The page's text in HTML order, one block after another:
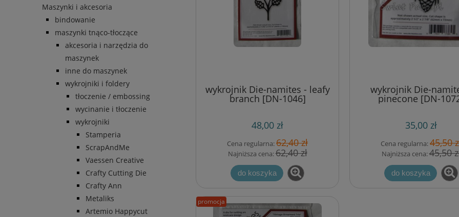
Maszynki i akcesoria
bindowanie
maszynki tnąco-tłoczące
akcesoria i narzędzia do
maszynek
inne do maszynek
wykrojniki i foldery
tłoczenie / embossing
wycinanie i tłoczenie
wykrojniki
Stamperia
ScrapAndMe
Vaessen Creative
Crafty Cutting Die
Crafty Ann
Metaliks
Artemio Happycut
wykrojnik Die-namites - leafy
branch [DN-1046]
48,00 zł
Cena regularna:62,40 zł
Najniższa cena:62,40 zł
do koszyka
wykrojnik Die-
pinecone [DN-
35,00 zł
Cena regularna:45,50
Najniższa cena:45,50
do koszyka
promocja